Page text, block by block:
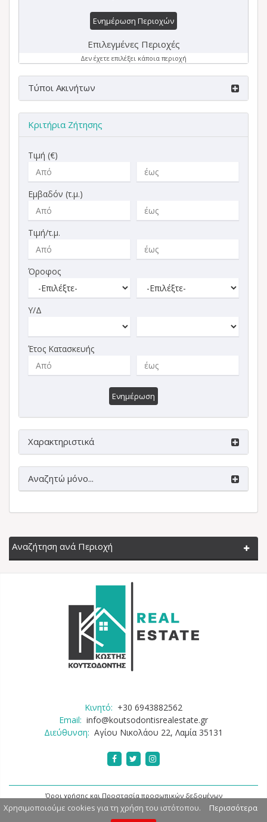
Χρησιμοποιούμε cookies για τη χρήση του ιστότοπου.
Περισσότερα
Ενημέρωση Περιοχών
Επιλεγμένες Περιοχές
Δεν έχετε επιλέξει κάποια περιοχή
Τύποι Ακινήτων
Κριτήρια Ζήτησης
Τιμή (€)
Εμβαδόν (τ.μ.)
Τιμή/τ.μ.
Όροφος
Υ/Δ
Έτος Κατασκευής
Ενημέρωση
Χαρακτηριστικά
Αναζητώ μόνο...
Αναζήτηση ανά Περιοχή
Κινητό: +30 6943882562
Email: info@koutsodontisrealestate.gr
Διεύθυνση: Αγίου Νικολάου 22, Λαμία 35131
Όροι χρήσης και Προστασία προσωπικών δεδομένων
Copyright 2026 by Koutsodontis Real Estate